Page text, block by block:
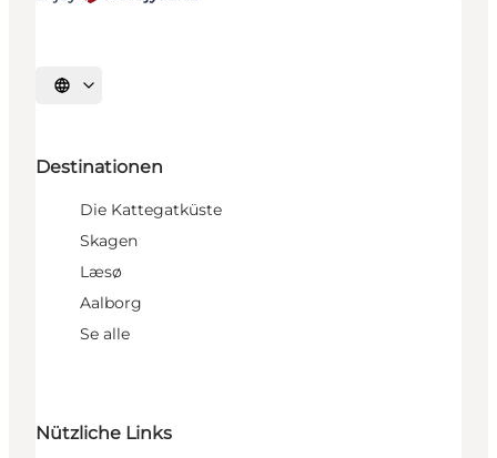
Sprache auswählen
Destinationen
Die Kattegatküste
Skagen
Læsø
Aalborg
Se alle
Nützliche Links